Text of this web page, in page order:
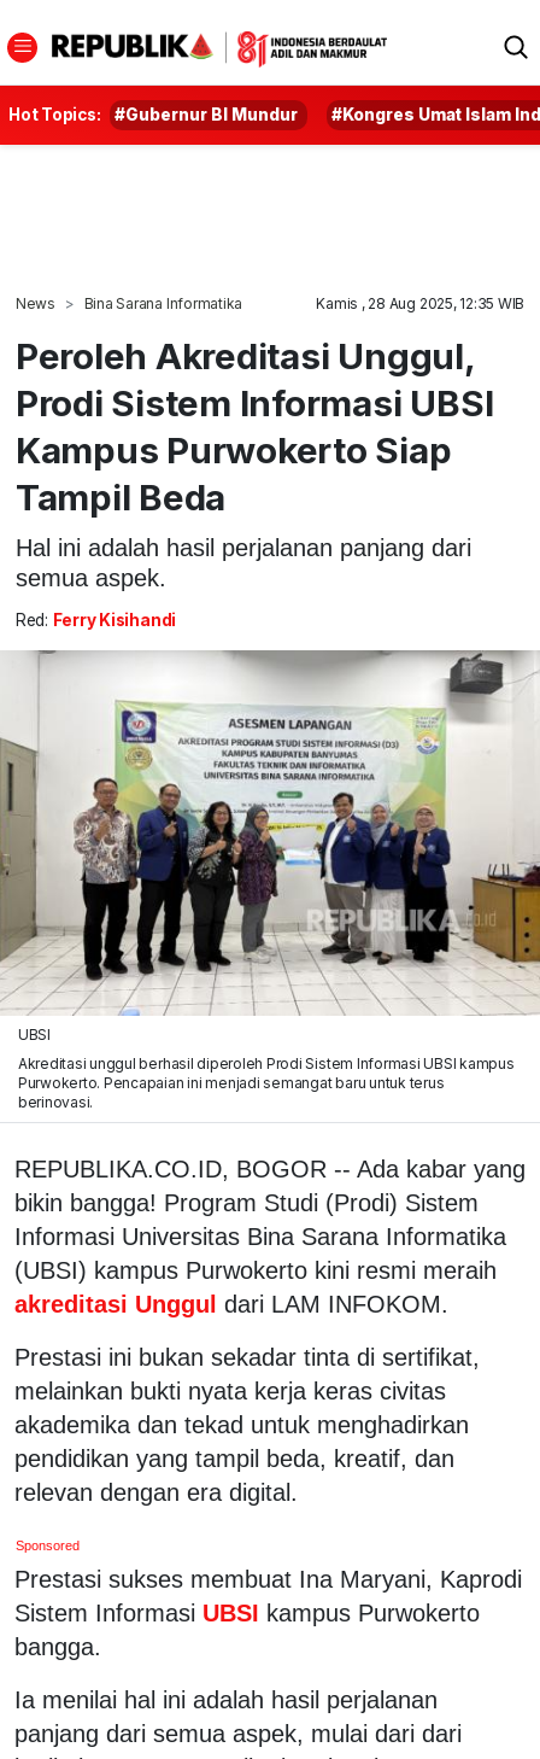
Hot Topics: #Gubernur BI Mundur #Kongres Umat Islam
News Bina Sarana Informatika Kamis , 28 Aug 2025, 12:35 WIB
Peroleh Akreditasi Unggul,
Prodi Sistem Informasi UBSI
Kampus Purwokerto Siap
Tampil Beda
Hal ini adalah hasil perjalanan panjang dari
semua aspek.
Red: Ferry Kisihandi
UBSI
Akreditasi unggul berhasil diperoleh Prodi Sistem Informasi UBSI kampus
Purwokerto. Pencapaian ini menjadi semangat baru untuk terus
berinovasi.
REPUBLIKA.CO.ID, BOGOR -- Ada kabar yang
bikin bangga! Program Studi (Prodi) Sistem
Informasi Universitas Bina Sarana Informatika
(UBSI) kampus Purwokerto kini resmi meraih
akreditasi Unggul dari LAM INFOKOM.
Prestasi ini bukan sekadar tinta di sertifikat,
melainkan bukti nyata kerja keras civitas
akademika dan tekad untuk menghadirkan
pendidikan yang tampil beda, kreatif, dan
relevan dengan era digital.
Sponsored
Prestasi sukses membuat Ina Maryani, Kaprodi
Sistem Informasi UBSI kampus Purwokerto
bangga.
Ia menilai hal ini adalah hasil perjalanan
panjang dari semua aspek, mulai dari dari